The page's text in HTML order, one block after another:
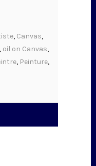
, Canvas,
, oil on Canvas,
, Peinture,